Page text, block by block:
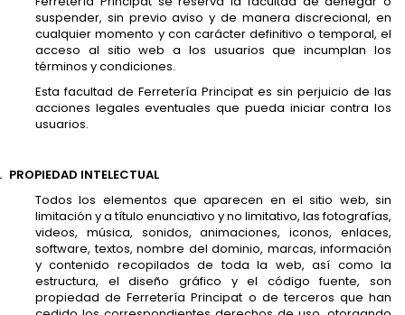
suspender, sin previo aviso y de manera discrecional, en
cualquier momento y con carácter definitivo o temporal, el
acceso al sitio web a los usuarios que incumplan los
términos y condiciones.
Esta facultad de Ferretería Principat es sin perjuicio de las
acciones legales eventuales que pueda iniciar contra los
usuarios.
PROPIEDAD INTELECTUAL
Todos los elementos que aparecen en el sitio web, sin
limitación y a título enunciativo y no limitativo, las fotografías,
videos, música, sonidos, animaciones, iconos, enlaces,
software, textos, nombre del dominio, marcas, información
y contenido recopilados de toda la web, así como la
estructura, el diseño gráfico y el código fuente, son
propiedad de Ferretería Principat o de terceros que han